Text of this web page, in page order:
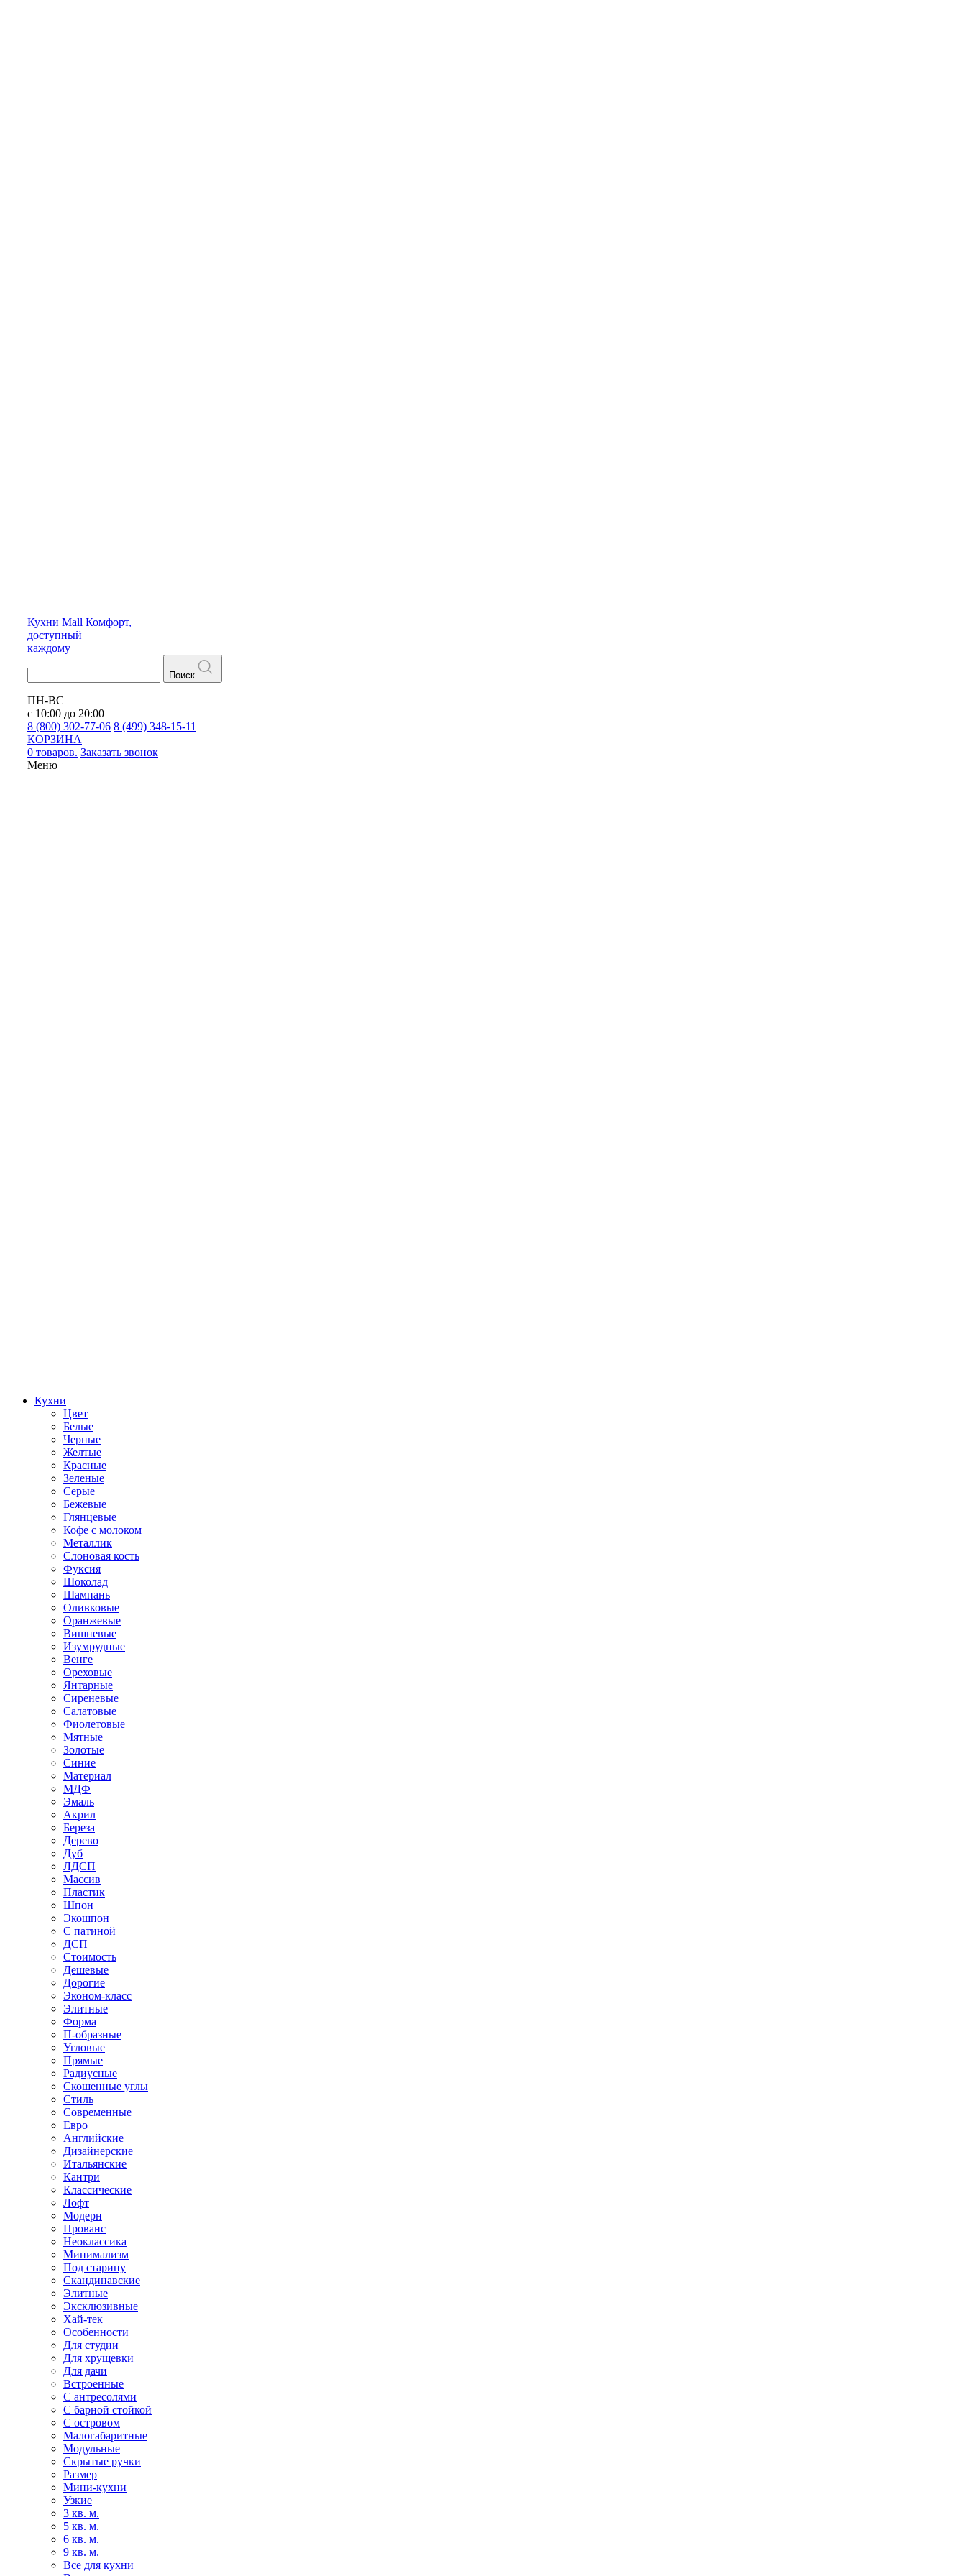
Кухни Mall Комфорт,
доступный
каждому
Поиск
ПН-ВС
с 10:00 до 20:00
8 (800) 302-77-06 8 (499) 348-15-11
КОРЗИНА
0 товаров. Заказать звонок
Меню
Кухни
Цвет
Белые
Черные
Желтые
Красные
Зеленые
Серые
Бежевые
Глянцевые
Кофе с молоком
Металлик
Слоновая кость
Фуксия
Шоколад
Шампань
Оливковые
Оранжевые
Вишневые
Изумрудные
Венге
Ореховые
Янтарные
Сиреневые
Салатовые
Фиолетовые
Мятные
Золотые
Синие
Материал
МДФ
Эмаль
Акрил
Береза
Дерево
Дуб
ЛДСП
Массив
Пластик
Шпон
Экошпон
С патиной
ДСП
Стоимость
Дешевые
Дорогие
Эконом-класс
Элитные
Форма
П-образные
Угловые
Прямые
Радиусные
Скошенные углы
Стиль
Современные
Евро
Английские
Дизайнерские
Итальянские
Кантри
Классические
Лофт
Модерн
Прованс
Неоклассика
Минимализм
Под старину
Скандинавские
Элитные
Эксклюзивные
Хай-тек
Особенности
Для студии
Для хрущевки
Для дачи
Встроенные
С антресолями
С барной стойкой
С островом
Малогабаритные
Модульные
Скрытые ручки
Размер
Мини-кухни
Узкие
3 кв. м.
5 кв. м.
6 кв. м.
9 кв. м.
Все для кухни